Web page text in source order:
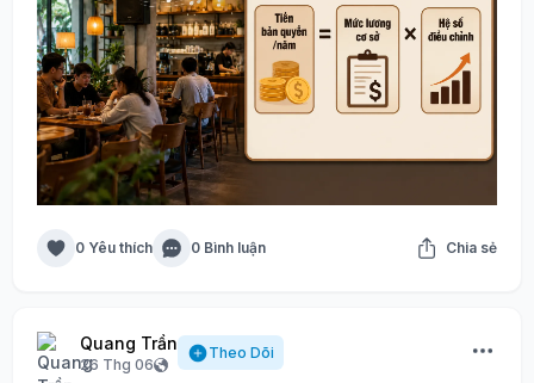
0 Yêu thích 0 Bình luận Chia sẻ
Quang Trần
26 Thg 06
Theo Dõi